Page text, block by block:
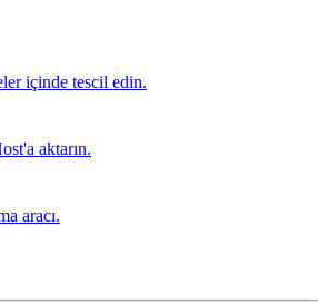
içinde tescil edin.
aktarın.
aracı.